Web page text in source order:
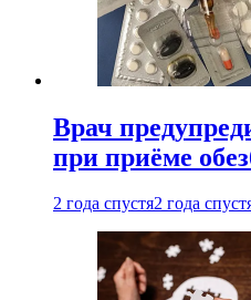
Врач
при приëме
2 года спустя2 года